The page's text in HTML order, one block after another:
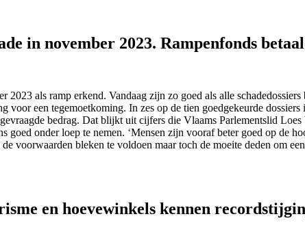
in november 2023. Rampenfonds
als ramp erkend. Vandaag zijn zo goed als alle
een tegemoetkoming. In zes op de tien goedgekeurde
bedrag. Dat blijkt uit cijfers die Vlaams Parlementslid
goed onder loep te nemen. ‘Mensen zijn vooraf beter goed op de
voorwaarden bleken te voldoen maar toch de moeite deden om
en hoevewinkels kennen